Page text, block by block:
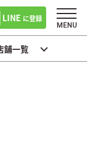
LINE に登録
舗一覧